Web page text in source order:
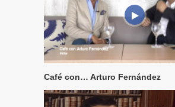
Café con… Arturo Fernández